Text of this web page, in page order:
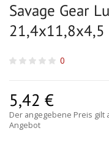
Savage Gear
21,4x11,8x4,5
0
5,42 €
Der angegebene Preis gilt
Angebot